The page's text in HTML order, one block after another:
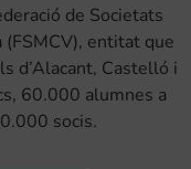
de Societats
entitat que
d’Alacant, Castelló i
60.000 alumnes a
socis.